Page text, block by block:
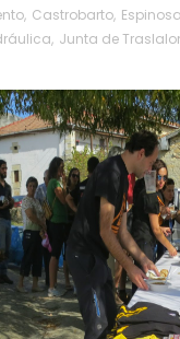
, Castrobarto,
, Junta de